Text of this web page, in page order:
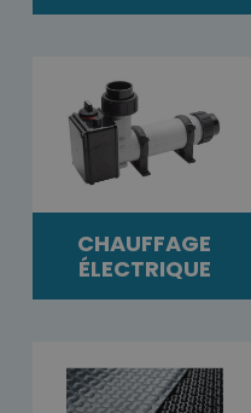
CHAUFFAGE
ÉLECTRIQUE